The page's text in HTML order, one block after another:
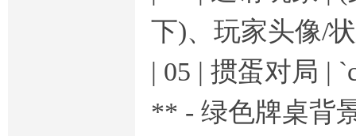
下)、玩家头像/
| 05 | 掼蛋对局 |
** - 绿色牌桌背